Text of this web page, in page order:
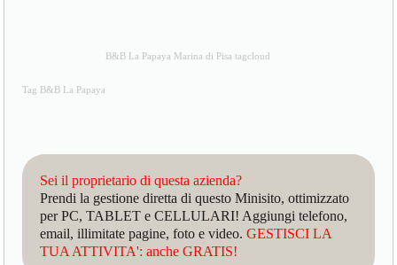
B&B La Papaya Marina di Pisa tagcloud
Tag B&B La Papaya
Sei il proprietario di questa azienda?
Prendi la gestione diretta di questo Minisito, ottimizzato
per PC, TABLET e CELLULARI! Aggiungi telefono,
email, illimitate pagine, foto e video.GESTISCI LA
TUA ATTIVITA': anche GRATIS!